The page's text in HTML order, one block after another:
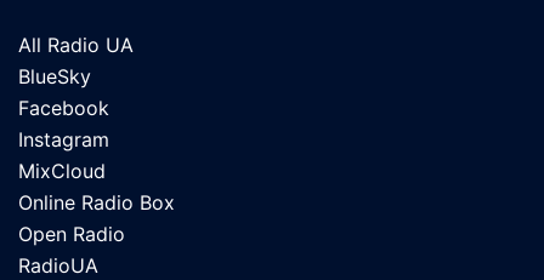
All Radio UA
BlueSky
Facebook
Instagram
MixCloud
Online Radio Box
Open Radio
RadioUA